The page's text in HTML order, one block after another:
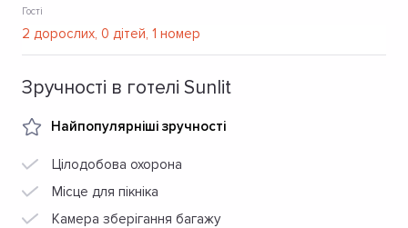
Гості
Зручності в готелі Sunlit
Найпопулярніші зручності
Цілодобова охорона
Місце для пікніка
Камера зберігання багажу